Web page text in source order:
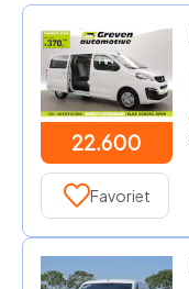
22.600
Favoriet